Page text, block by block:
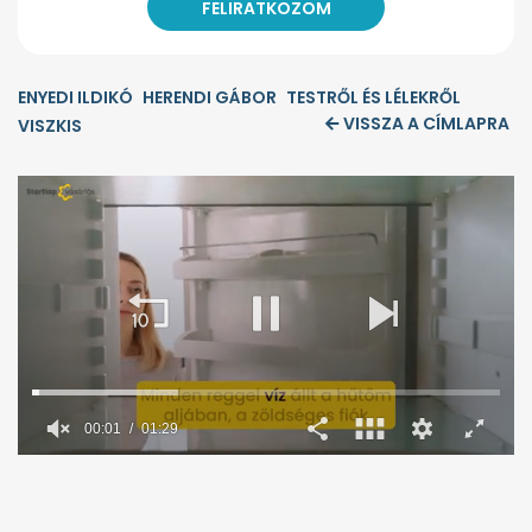
ENYEDI ILDIKÓ HERENDI GÁBOR TESTRŐL ÉS LÉLEKRŐL
VISZKIS
VISSZA A CÍMLAPRA